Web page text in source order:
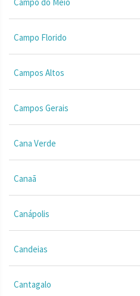
Campo Florido
Campos Altos
Campos Gerais
Cana Verde
Canaã
Canápolis
Candeias
Cantagalo